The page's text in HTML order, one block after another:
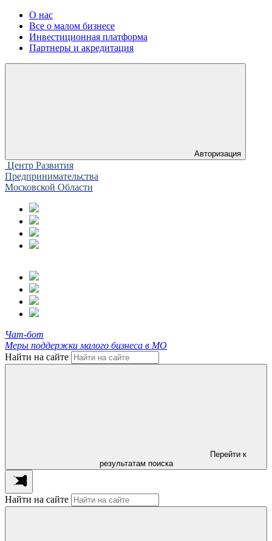
О нас
Все о малом бизнесе
Инвестиционная платформа
Партнеры и акредитация
Авторизация
Центр Развития
Предпринимательства
Московской Области
Чат-бот
Меры поддержки малого бизнеса в МО
Найти на сайте
Перейти к
результатам поиска
Найти на сайте